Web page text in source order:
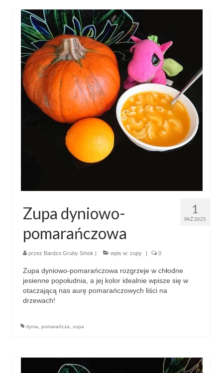
1
PAŹ 2025
Zupa dyniowo-
pomarańczowa
przez Bardzo Gruby Smok wpis w: zupy 0
Zupa dyniowo-pomarańczowa rozgrzeje w chłodne
jesienne popołudnia, a jej kolor idealnie wpisze się w
otaczającą nas aurę pomarańczowych liści na
drzewach!
dynia, pomarańcza, zupa